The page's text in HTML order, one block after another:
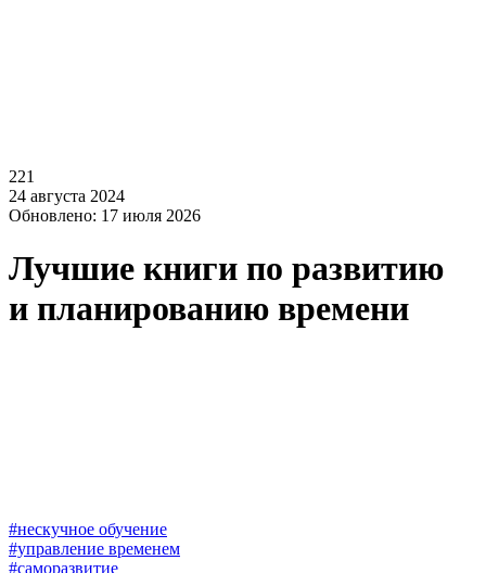
221
24 августа 2024
Обновлено: 17 июля 2026
Лучшие книги по развитию
и планированию времени
#нескучное обучение
#управление временем
#саморазвитие